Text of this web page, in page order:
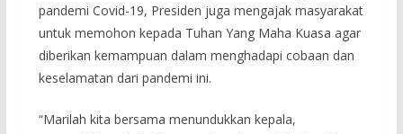
pandemi Covid-19, Presiden juga mengajak masyarakat
untuk memohon kepada Tuhan Yang Maha Kuasa agar
diberikan kemampuan dalam menghadapi cobaan dan
keselamatan dari pandemi ini.
“Marilah kita bersama menundukkan kepala,